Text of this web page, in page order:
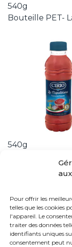
Pour offrir les
telles que les cookies
l'appareil. Le
traiter des données
identifiants uniques
consentement peut
540g
Bouteille PET-
540g